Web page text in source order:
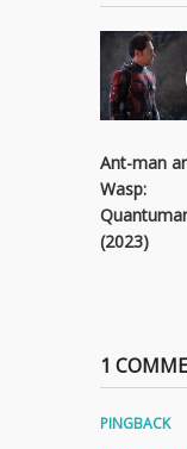
Ant-man
Wasp:
(2023)
1
PINGBACK